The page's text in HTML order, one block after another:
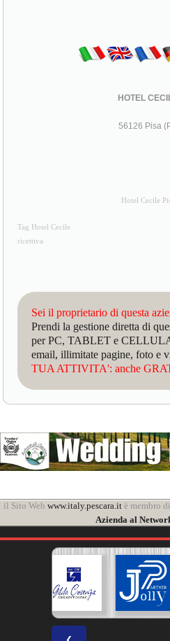
HOTEL
56126 Pisa
Hotel Cecile
Tag Hotel Cecile
ricettiva
Sei il proprietario di questa
Prendi la gestione diretta di
per PC, TABLET e
email, illimitate pagine, foto e
TUA ATTIVITA': anche
il Sito Web www.italy.pescara.itè membro
Azienda al